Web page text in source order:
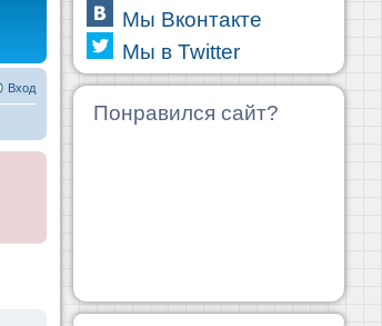
Вход
Мы Вконтакте
Мы в Twitter
Понравился сайт?